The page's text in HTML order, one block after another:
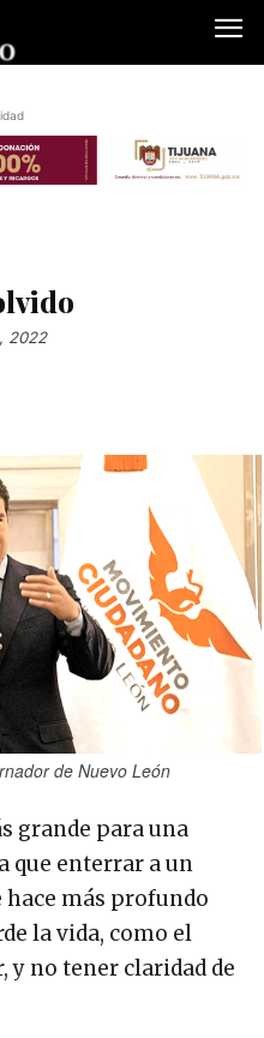
2022
de Nuevo León
grande para una
que enterrar a un
más profundo
la vida, como el
y no tener claridad de